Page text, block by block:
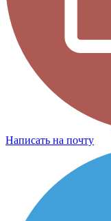
Написать на почту